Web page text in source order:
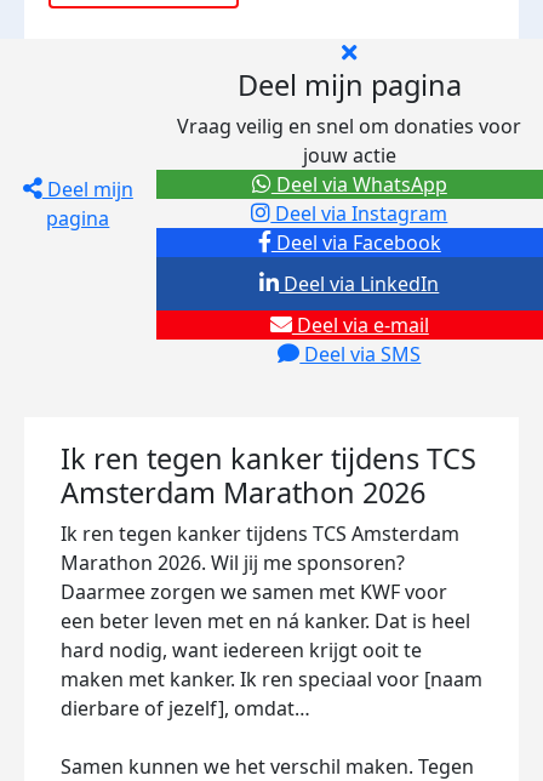
Deel mijn
pagina
Deel mijn pagina
Vraag veilig en snel om donaties voor
jouw actie
Deel via Facebook
Deel via Instagram
Deel via e-mail
Deel via SMS
Deel via LinkedIn
Deel via WhatsApp
Ik ren tegen kanker tijdens TCS
Amsterdam Marathon 2026
Ik ren tegen kanker tijdens TCS Amsterdam
Marathon 2026. Wil jij me sponsoren?
Daarmee zorgen we samen met KWF voor
een beter leven met en ná kanker. Dat is heel
hard nodig, want iedereen krijgt ooit te
maken met kanker. Ik ren speciaal voor [naam
dierbare of jezelf], omdat…
Samen kunnen we het verschil maken. Tegen